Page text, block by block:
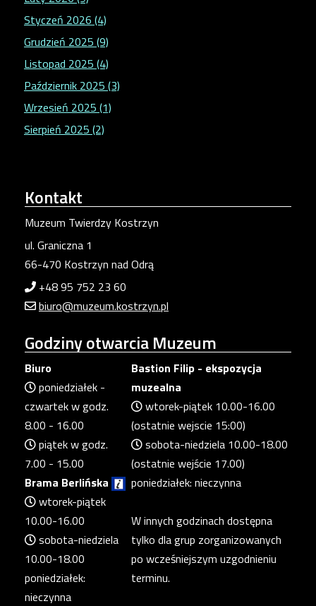
Styczeń 2026 (4)
Grudzień 2025 (9)
Listopad 2025 (4)
Październik 2025 (3)
Wrzesień 2025 (1)
Sierpień 2025 (2)
Kontakt
Muzeum Twierdzy Kostrzyn
ul. Graniczna 1
66-470 Kostrzyn nad Odrą
+48 95 752 23 60
biuro@muzeum.kostrzyn.pl
Godzinyotwarcia Muzeum
Biuro
poniedziałek -
czwartek w godz.
8.00 - 16.00
piątek w godz.
7.00 - 15.00
Brama Berlińska
wtorek-piątek
10.00-16.00
sobota-niedziela
10.00-18.00
poniedziałek:
nieczynna
Bastion Filip - ekspozycja
muzealna
wtorek-piątek 10.00-16.00
(ostatnie wejscie 15:00)
sobota-niedziela 10.00-18.00
(ostatnie wejście 17.00)
poniedziałek: nieczynna
W innych godzinach dostępna
tylko dla grup zorganizowanych
po wcześniejszym uzgodnieniu
terminu.